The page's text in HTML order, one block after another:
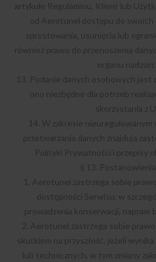
artykule Regulaminu, Klient lub
od Aerotunel dostępu do swoich
sprostowania, usunięcia lub
również prawo do przenoszenia
organu
13. Podanie danych osobowych
ono niezbędne dla potrzeb
skorzystania z
14. W zakresie nieuregulowanym
przetwarzania danych znajdują
Polityki Prywatności i przepisy
§ 13.
1. Aerotunel zastrzega sobie
dostępności Serwisu, w
prowadzenia konserwacji, napraw
2. Aerotunel zastrzega sobie
skutkiem na przyszłość, jeżeli
lub technicznych, w tym zmiany